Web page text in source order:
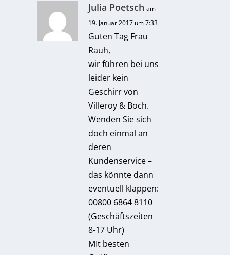
Julia Poetsch am
19. Januar 2017 um 7:33
Guten Tag Frau
Rauh,
wir führen bei uns
leider kein
Geschirr von
Villeroy & Boch.
Wenden Sie sich
doch einmal an
deren
Kundenservice –
das könnte dann
eventuell klappen:
00800 6864 8110
(Geschäftszeiten
8-17 Uhr)
MIt besten